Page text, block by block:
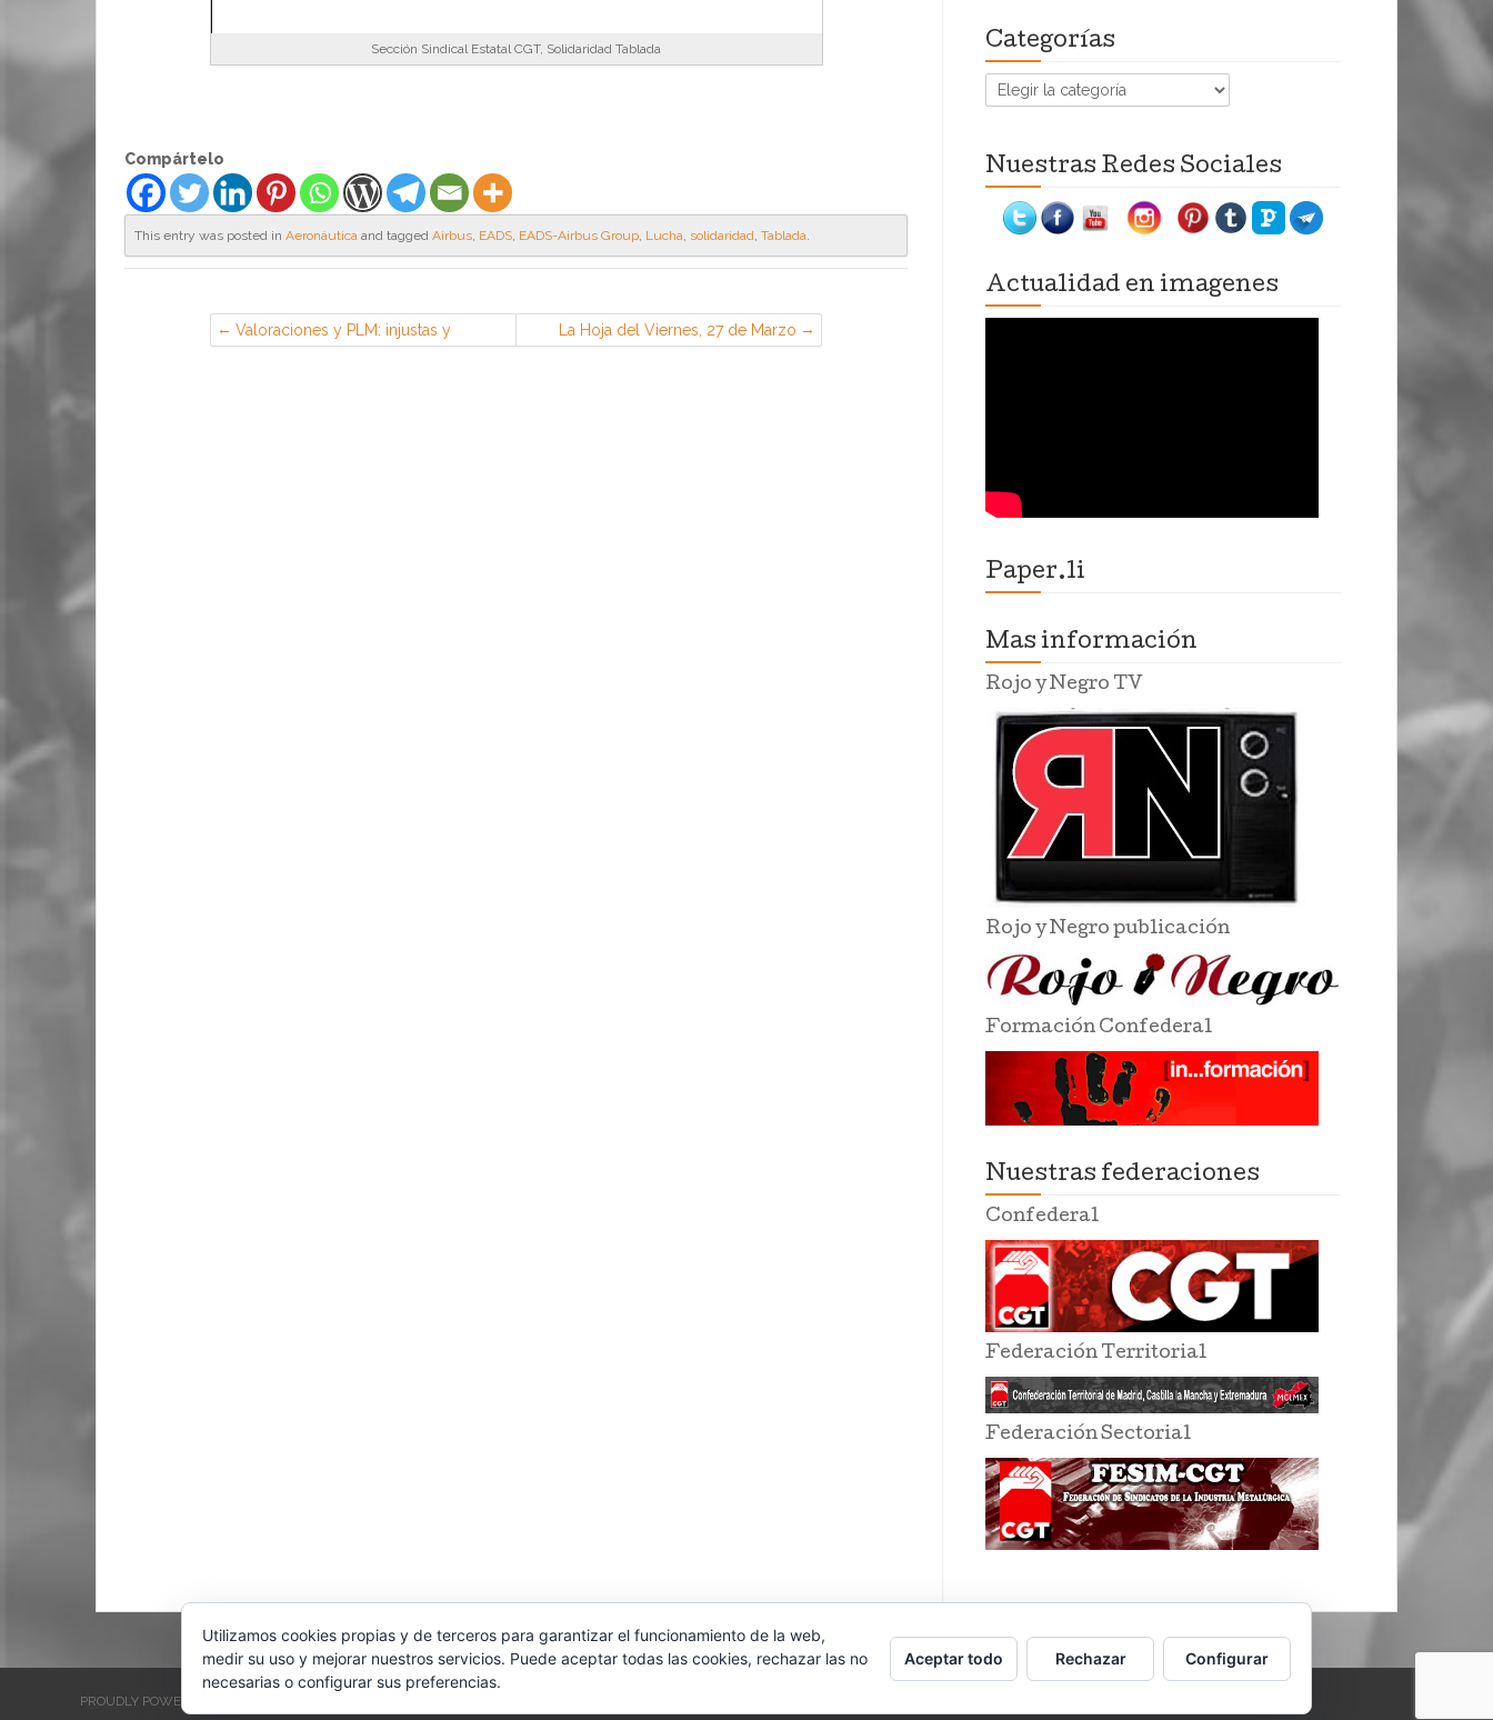
Sección Sindical Estatal CGT, Solidaridad Tablada
Compártelo
This entry was posted in Aeronáutica and tagged Airbus EADS EADS-Airbus Group Lucha solidaridad Tablada
Valoraciones y PLM: injustas y
arbitrarias (CGT en Iveco, Madrid)
La Hoja del Viernes, 27 de Marzo
(CGT en Airbus, Getafe)
Categorías
Categorías
Nuestras Redes Sociales
Actualidad en imagenes
Paper.li
Mas información
Rojo y Negro TV
Rojo y Negro publicación
Formación Confederal
Nuestras federaciones
Confederal
Federación Territorial
Federación Sectorial
PROUDLY POWERED BY WORDPRESS
Utilizamos cookies propias y de terceros para garantizar el funcionamiento de la web,
medir su uso y mejorar nuestros servicios. Puede aceptar todas las cookies, rechazar las no
necesarias o configurar sus preferencias.
Aceptar todo Rechazar Configurar